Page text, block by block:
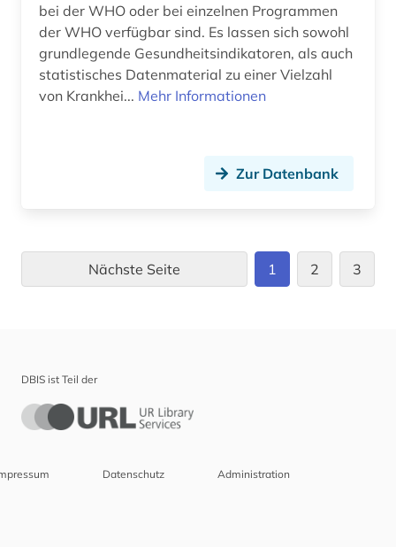
bei der WHO oder bei einzelnen Programmen
der WHO verfügbar sind. Es lassen sich sowohl
grundlegende Gesundheitsindikatoren, als auch
statistisches Datenmaterial zu einer Vielzahl
von Krankhei... Mehr Informationen
Zur Datenbank
Nächste Seite 1 2 3
DBIS ist Teil der
Datenschutz Administration